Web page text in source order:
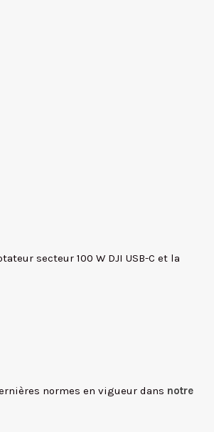
secteur 100 W DJI USB-C et la
normes en vigueur dans notre